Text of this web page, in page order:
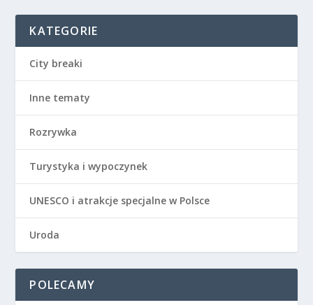
KATEGORIE
City breaki
Inne tematy
Rozrywka
Turystyka i wypoczynek
UNESCO i atrakcje specjalne w Polsce
Uroda
POLECAMY